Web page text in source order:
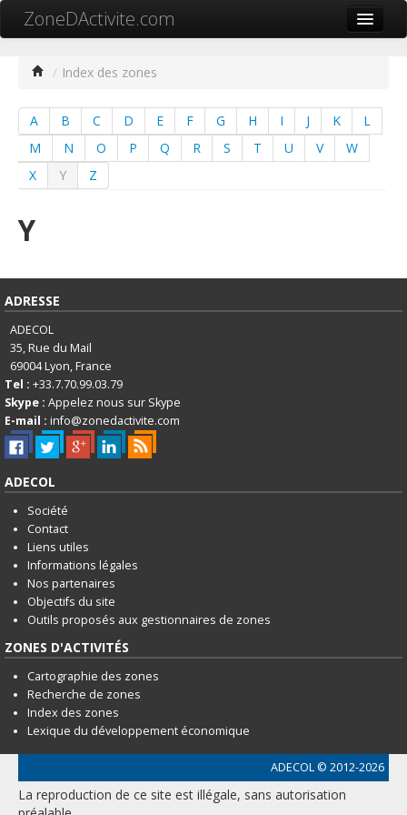
ZoneDActivite.com
Cartographie ZA
Recherche avancée
中文
English
Français
Connexion
/ Index des zones
A B C D E F G H I J K
L
M
N O P Q R S T U V
W
X
Y Z
Y
ADRESSE
ADECOL
35, Rue du Mail
69004Lyon, France
Tel : +33.7.70.99.03.79
Skype : Appelez nous sur Skype
E-mail : info@zonedactivite.com
ADECOL
Société
Contact
Liens utiles
Informations légales
Nos partenaires
Objectifs du site
Outils proposés aux gestionnaires de zones
ZONES D'ACTIVITÉS
Cartographie des zones
Recherche de zones
Index des zones
Lexique du développement économique
ADECOL © 2012-2026
La reproduction de ce site est illégale, sans autorisation